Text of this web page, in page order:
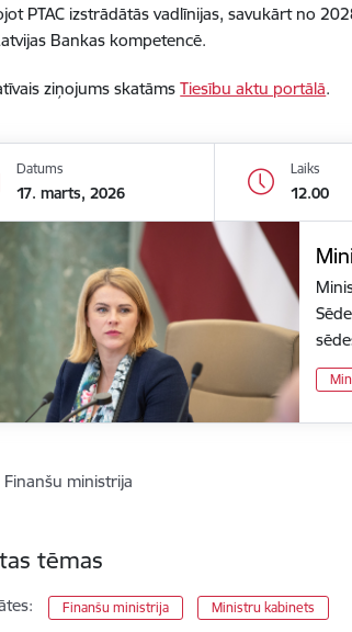
PTAC izstrādātās vadlīnijas, savukārt no
Bankas kompetencē.
ziņojums skatāmsTiesību aktu portālā.
Datums
17. marts, 2026
Laiks
12.00
Finanšu ministrija
tēmas
Finanšu ministrija Ministru kabinets